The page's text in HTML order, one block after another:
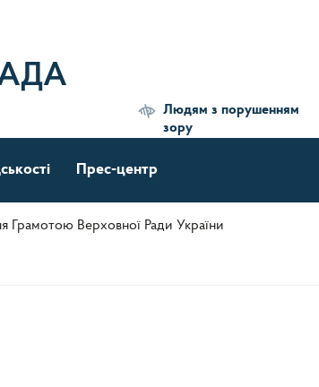
Людям з порушенням
зору
Прес-центр
Грамотою Верховної Ради України